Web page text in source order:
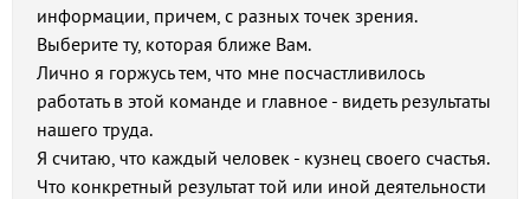
информации, причем, с разных точек зрения.
Выберите ту, которая ближе Вам.
Лично я горжусь тем, что мне посчастливилось
работать в этой команде и главное - видеть результаты
нашего труда.
Я считаю, что каждый человек - кузнец своего счастья.
Что конкретный результат той или иной деятельности